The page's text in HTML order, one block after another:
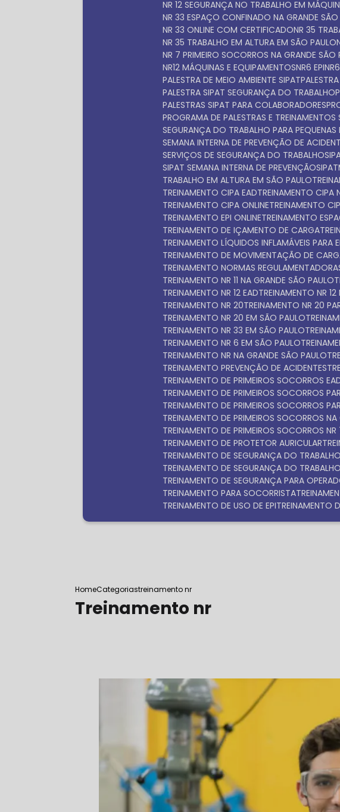
NR 12 SEGURANÇA NO TRABALHO EM
NR 33 ESPAÇO CONFINADO NA GRANDE
NR 33 ONLINE COM CERTIFICADO NR 35
NR 35 TRABALHO EM ALTURA EM SÃO PAULO
NR 7 PRIMEIRO SOCORROS NA GRANDE SÃO
NR12 MÁQUINAS E EQUIPAMENTOS NR6 EPI
PALESTRA DE MEIO AMBIENTE SIPAT
PALESTRA SIPAT SEGURANÇA DO TRABALHO
PALESTRAS SIPAT PARA COLABORADORES
PROGRAMA DE PALESTRAS E TREINAMENTOS
SEGURANÇA DO TRABALHO PARA PEQUENAS
SEMANA INTERNA DE PREVENÇÃO DE
SERVIÇOS DE SEGURANÇA DO TRABALHO
SIPAT SEMANA INTERNA DE PREVENÇÃO
TRABALHO EM ALTURA EM SÃO PAULO
TREINAMENTO CIPA EAD TREINAMENTO
TREINAMENTO CIPA ONLINE TREINAMENTO
TREINAMENTO EPI ONLINE TREINAMENTO
TREINAMENTO DE IÇAMENTO DE CARGA
TREINAMENTO LÍQUIDOS INFLAMÁVEIS PARA
TREINAMENTO DE MOVIMENTAÇÃO DE
TREINAMENTO NORMAS
TREINAMENTO NR 11 NA GRANDE SÃO PAULO
TREINAMENTO NR 12 EAD TREINAMENTO NR
TREINAMENTO NR 20 TREINAMENTO NR 20
TREINAMENTO NR 20 EM SÃO PAULO
TREINAMENTO NR 33 EM SÃO PAULO
TREINAMENTO NR 6 EM SÃO PAULO
TREINAMENTO NR NA GRANDE SÃO PAULO
TREINAMENTO PREVENÇÃO DE ACIDENTES
TREINAMENTO DE PRIMEIROS SOCORROS
TREINAMENTO DE PRIMEIROS SOCORROS
TREINAMENTO DE PRIMEIROS SOCORROS
TREINAMENTO DE PRIMEIROS SOCORROS
TREINAMENTO DE PRIMEIROS SOCORROS NR
TREINAMENTO DE PROTETOR AURICULAR
TREINAMENTO DE SEGURANÇA DO TRABALHO
TREINAMENTO DE SEGURANÇA DO
TREINAMENTO DE SEGURANÇA PARA
TREINAMENTO PARA SOCORRISTA
TREINAMENTO DE USO DE EPI TREINAMENTO
HomeCategoriastreinamento nr
Treinamento nr